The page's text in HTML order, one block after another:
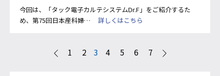
今回は、「タック電子カルテシステムDr.F」をご紹介するた
め、第75回日本産科婦…
詳しくはこちら
1 2 3 4 5 6 7